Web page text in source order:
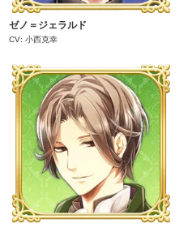
ゼノ＝ジェラルド
CV: 小西克幸